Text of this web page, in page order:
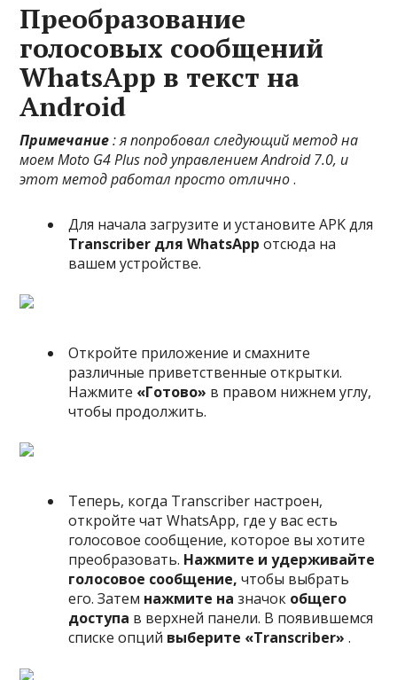
Преобразование
голосовых сообщений
WhatsApp в текст на
Android
Примечание: я попробовал следующий метод на
моем Moto G4 Plus под управлением Android 7.0, и
этот метод работал просто отлично.
Для начала загрузите и установите APK для
Transcriber для WhatsApp отсюда на
вашем устройстве.
Откройте приложение и смахните
различные приветственные открытки.
Нажмите «Готово» в правом нижнем углу,
чтобы продолжить.
Теперь, когда Transcriber настроен,
откройте чат WhatsApp, где у вас есть
голосовое сообщение, которое вы хотите
преобразовать. Нажмите и удерживайте
голосовое сообщение, чтобы выбрать
его. Затем нажмите на значок общего
доступа в верхней панели. В появившемся
списке опций выберите «Transcriber» .